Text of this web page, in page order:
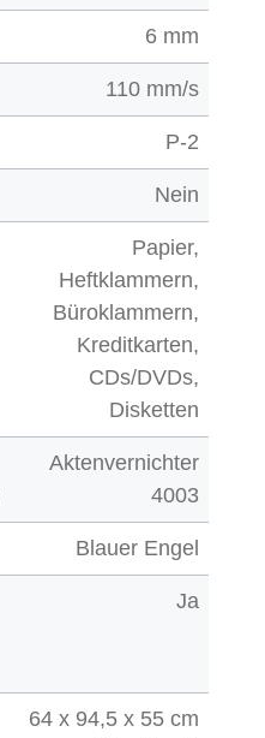
6 mm
110 mm/s
P-2
Nein
Papier,
Heftklammern,
Büroklammern,
Kreditkarten,
CDs/DVDs,
Disketten
Aktenvernichter
4003
Blauer Engel
Ja
64 x 94,5 x 55 cm